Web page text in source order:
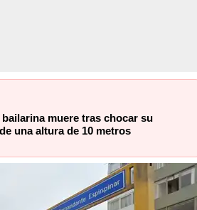
muere tras chocar su
una altura de 10 metros